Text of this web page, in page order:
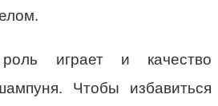
играет и качество
Чтобы избавиться